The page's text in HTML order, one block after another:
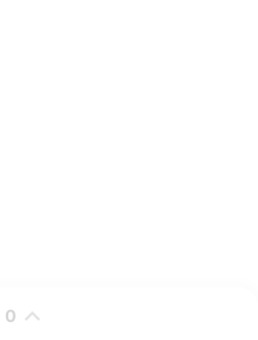
0